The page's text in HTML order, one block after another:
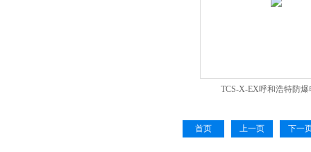
TCS-X-EX呼和浩特防爆
首页 上一页 下一